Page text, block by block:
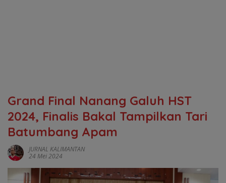
Grand Final Nanang Galuh HST
2024, Finalis Bakal Tampilkan Tari
Batumbang Apam
JURNAL KALIMANTAN
24 Mei 2024